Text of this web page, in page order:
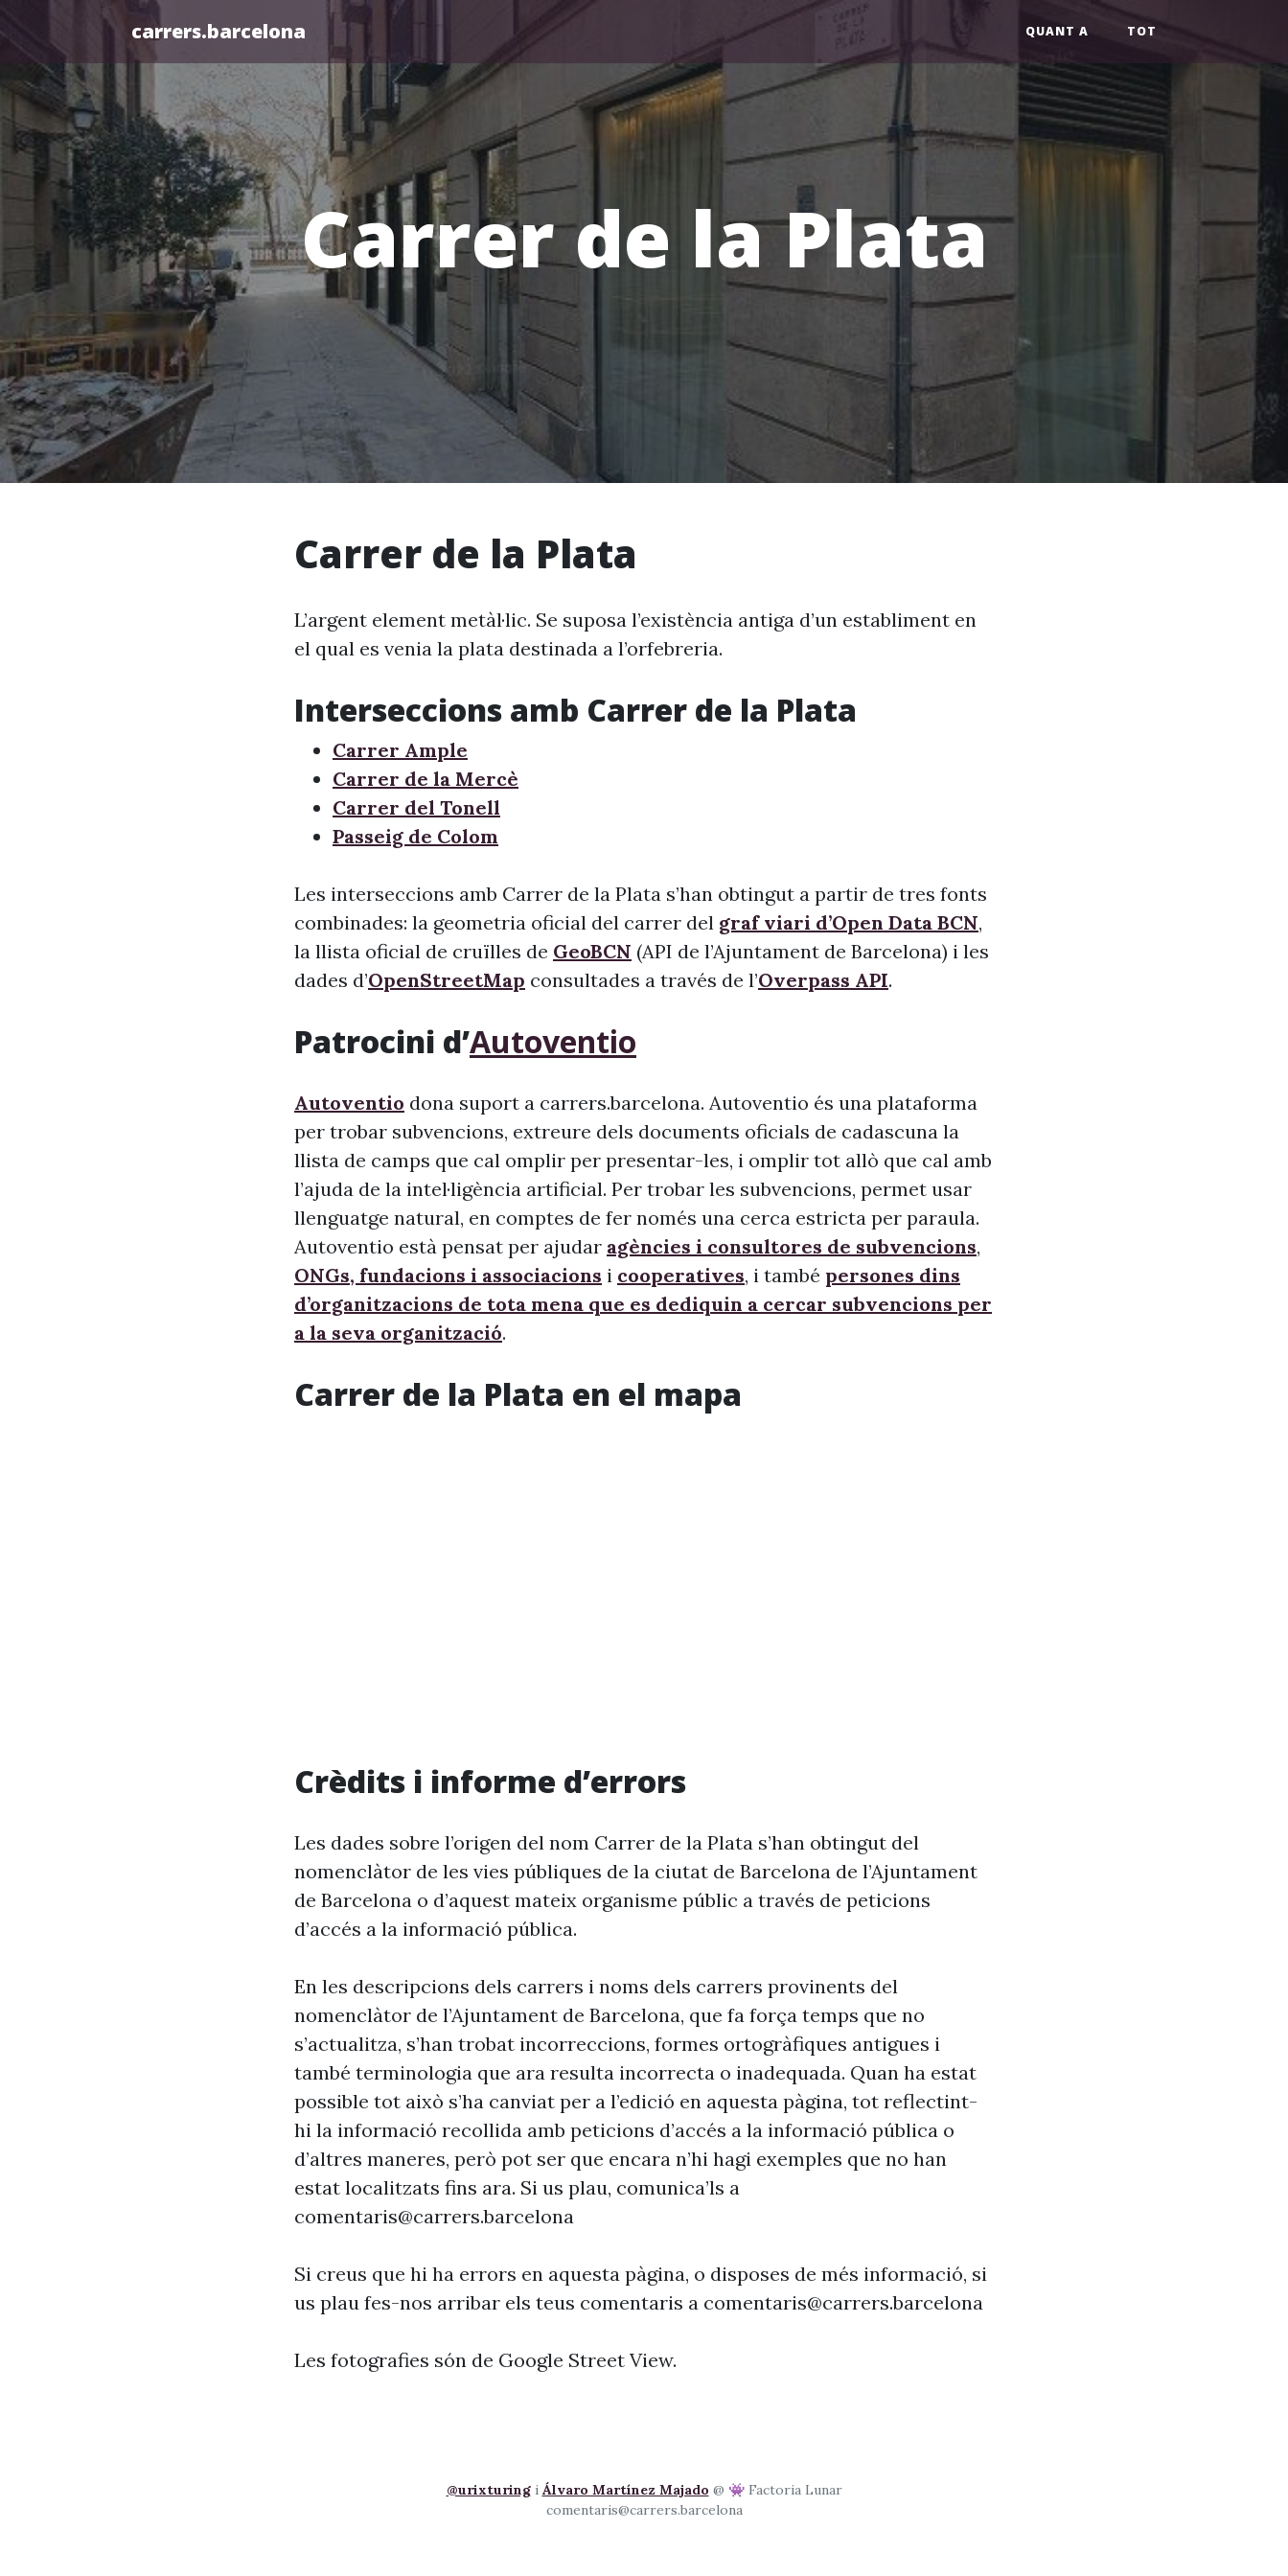
carrers.barcelona QUANT A TOT
Carrer de la Plata
Carrer de la Plata
L’argent element metàl·lic. Se suposa l’existència antiga d’un establiment en
el qual es venia la plata destinada a l’orfebreria.
Interseccions amb Carrer de la Plata
Carrer Ample
Carrer de la Mercè
Carrer del Tonell
Passeig de Colom
Les interseccions amb Carrer de la Plata s’han obtingut a partir de tres fonts
combinades: la geometria oficial del carrer del graf viari d’Open Data BCN,
la llista oficial de cruïlles de GeoBCN (API de l’Ajuntament de Barcelona) i les
dades d’OpenStreetMap consultades a través de l’Overpass API.
Patrocini d’Autoventio
Autoventio dona suport a carrers.barcelona. Autoventio és una plataforma
per trobar subvencions, extreure dels documents oficials de cadascuna la
llista de camps que cal omplir per presentar-les, i omplir tot allò que cal amb
l’ajuda de la intel·ligència artificial. Per trobar les subvencions, permet usar
llenguatge natural, en comptes de fer només una cerca estricta per paraula.
Autoventio està pensat per ajudar agències i consultores de subvencions,
ONGs, fundacions i associacions i cooperatives, i també persones dins
d’organitzacions de tota mena que es dediquin a cercar subvencions per
a la seva organització.
Carrer de la Plata en el mapa
Crèdits i informe d’errors
Les dades sobre l’origen del nom Carrer de la Plata s’han obtingut del
nomenclàtor de les vies públiques de la ciutat de Barcelona de l’Ajuntament
de Barcelona o d’aquest mateix organisme públic a través de peticions
d’accés a la informació pública.
En les descripcions dels carrers i noms dels carrers provinents del
nomenclàtor de l’Ajuntament de Barcelona, que fa força temps que no
s’actualitza, s’han trobat incorreccions, formes ortogràfiques antigues i
també terminologia que ara resulta incorrecta o inadequada. Quan ha estat
possible tot això s’ha canviat per a l’edició en aquesta pàgina, tot reflectint-
hi la informació recollida amb peticions d’accés a la informació pública o
d’altres maneres, però pot ser que encara n’hi hagi exemples que no han
estat localitzats fins ara. Si us plau, comunica’ls a
comentaris@carrers.barcelona
Si creus que hi ha errors en aquesta pàgina, o disposes de més informació, si
us plau fes-nos arribar els teus comentaris a comentaris@carrers.barcelona
Les fotografies són de Google Street View.
@urixturingi Álvaro Martínez Majado @ 👾 Factoria Lunar
comentaris@carrers.barcelona